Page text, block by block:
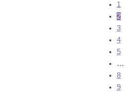
1
2
3
4
5
…
8
9